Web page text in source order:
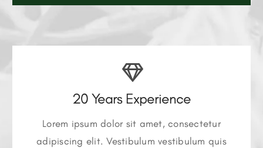
20 Years Experience
Lorem ipsum dolor sit amet, consectetur
adipiscing elit. Vestibulum vestibulum quis